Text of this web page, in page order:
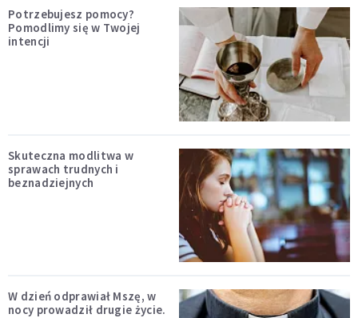
Potrzebujesz pomocy?
Pomodlimy się w Twojej
intencji
Skuteczna modlitwa w
sprawach trudnych i
beznadziejnych
W dzień odprawiał Mszę, w
nocy prowadził drugie życie.